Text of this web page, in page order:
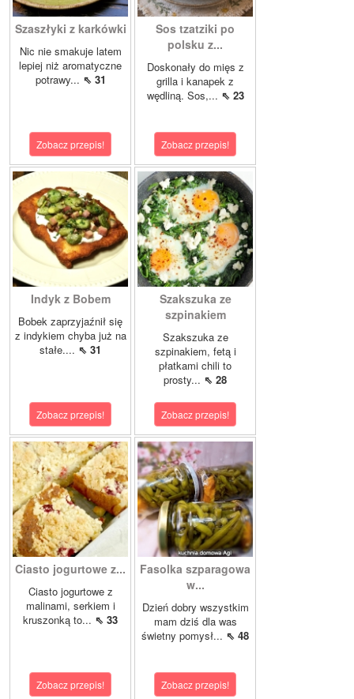
Szaszłyki z karkówki
Nic nie smakuje latem
lepiej niż aromatyczne
potrawy... ⇖ 31
Zobacz przepis!
Sos tzatziki po
polsku z...
Doskonały do mięs z
grilla i kanapek z
wędliną. Sos,... ⇖ 23
Zobacz przepis!
Indyk z Bobem
Bobek zaprzyjaźnił się
z indykiem chyba już na
stałe.... ⇖ 31
Zobacz przepis!
Szakszuka ze
szpinakiem
Szakszuka ze
szpinakiem, fetą i
płatkami chili to
prosty... ⇖ 28
Zobacz przepis!
Ciasto jogurtowe z...
Ciasto jogurtowe z
malinami, serkiem i
kruszonką to... ⇖ 33
Zobacz przepis!
Fasolka szparagowa
w...
Dzień dobry wszystkim
mam dziś dla was
świetny pomysł... ⇖ 48
Zobacz przepis!